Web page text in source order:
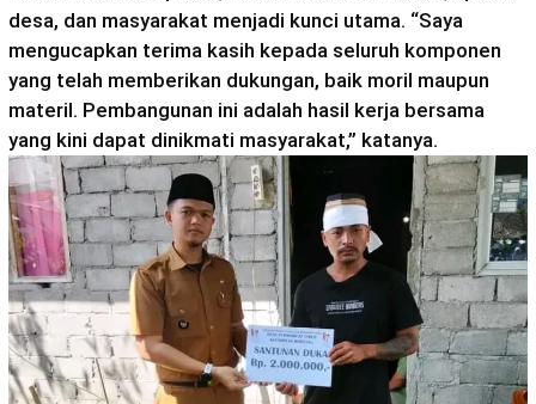
desa, dan masyarakat menjadi kunci utama. “Saya
mengucapkan terima kasih kepada seluruh komponen
yang telah memberikan dukungan, baik moril maupun
materil. Pembangunan ini adalah hasil kerja bersama
yang kini dapat dinikmati masyarakat,” katanya.